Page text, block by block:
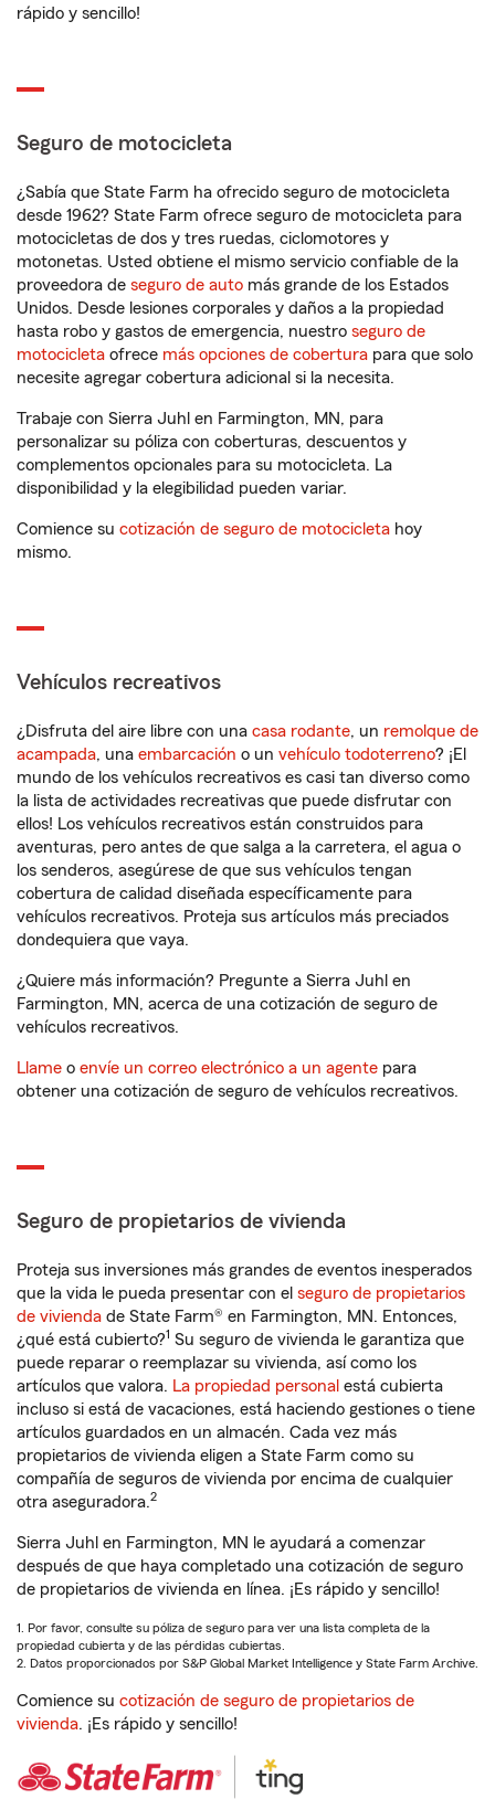
rápido y sencillo!
Seguro de motocicleta
¿Sabía que State Farm ha ofrecido seguro de motocicleta
desde 1962? State Farm ofrece seguro de motocicleta para
motocicletas de dos y tres ruedas, ciclomotores y
motonetas. Usted obtiene el mismo servicio confiable de la
proveedora de seguro de auto más grande de los Estados
Unidos. Desde lesiones corporales y daños a la propiedad
hasta robo y gastos de emergencia, nuestro seguro de
motocicleta ofrece más opciones de cobertura para que solo
necesite agregar cobertura adicional si la necesita.
Trabaje con Sierra Juhl en Farmington, MN, para
personalizar su póliza con coberturas, descuentos y
complementos opcionales para su motocicleta. La
disponibilidad y la elegibilidad pueden variar.
Comience su cotización de seguro de motocicleta hoy
mismo.
Vehículos recreativos
¿Disfruta del aire libre con una casa rodante, un remolque de
acampada, una embarcación o un vehículo todoterreno? ¡El
mundo de los vehículos recreativos es casi tan diverso como
la lista de actividades recreativas que puede disfrutar con
ellos! Los vehículos recreativos están construidos para
aventuras, pero antes de que salga a la carretera, el agua o
los senderos, asegúrese de que sus vehículos tengan
cobertura de calidad diseñada específicamente para
vehículos recreativos. Proteja sus artículos más preciados
dondequiera que vaya.
¿Quiere más información? Pregunte a Sierra Juhl en
Farmington, MN, acerca de una cotización de seguro de
vehículos recreativos.
Llame o envíe un correo electrónico a un agente para
obtener una cotización de seguro de vehículos recreativos.
Seguro de propietarios de vivienda
Proteja sus inversiones más grandes de eventos inesperados
que la vida le pueda presentar con el seguro de propietarios
de vivienda de State Farm® en Farmington, MN. Entonces,
¿qué está cubierto?1 Su seguro de vivienda le garantiza que
puede reparar o reemplazar su vivienda, así como los
artículos que valora. La propiedad personal está cubierta
incluso si está de vacaciones, está haciendo gestiones o tiene
artículos guardados en un almacén. Cada vez más
propietarios de vivienda eligen a State Farm como su
compañía de seguros de vivienda por encima de cualquier
otra aseguradora.2
Sierra Juhl en Farmington, MN le ayudará a comenzar
después de que haya completado una cotización de seguro
de propietarios de vivienda en línea. ¡Es rápido y sencillo!
1. Por favor, consulte su póliza de seguro para ver una lista completa de la
propiedad cubierta y de las pérdidas cubiertas.
2. Datos proporcionados por S&P Global Market Intelligence y State Farm Archive.
Comience su cotización de seguro de propietarios de
vivienda. ¡Es rápido y sencillo!